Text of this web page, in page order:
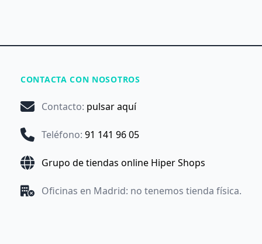
CONTACTA CON NOSOTROS
Contacto: pulsar aquí
Teléfono: 91 141 96 05
Grupo de tiendas online Hiper Shops
Oficinas en Madrid: no tenemos tienda física.